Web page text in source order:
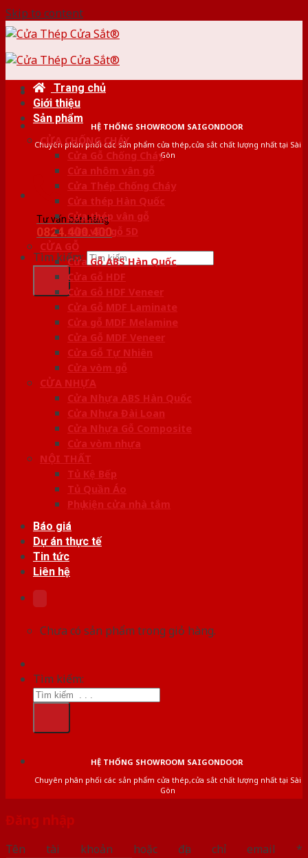
Skip to content
HỆ THỐNG SHOWROOM SAIGONDOOR
Chuyên phân phối các sản phẩm cửa thép,cửa sắt chất lượng nhất tại Sài
Gòn
Tư vấn bán hàng
0824.400.400
Tìm kiếm:
Trang chủ
Giới thiệu
Sản phẩm
CỬA CHỐNG CHÁY
Cửa Gỗ Chống Cháy
Cửa nhôm vân gỗ
Cửa Thép Chống Cháy
Cửa thép Hàn Quốc
Cửa thép vân gỗ
Cửa vân gỗ 5D
CỬA GỖ
Cửa Gỗ ABS Hàn Quốc
Cửa Gỗ HDF
Cửa Gỗ HDF Veneer
Cửa Gỗ MDF Laminate
Cửa gỗ MDF Melamine
Cửa Gỗ MDF Veneer
Cửa Gỗ Tự Nhiên
Cửa vòm gỗ
CỬA NHỰA
Cửa Nhựa ABS Hàn Quốc
Cửa Nhựa Đài Loan
Cửa Nhựa Gỗ Composite
Cửa vòm nhựa
NỘI THẤT
Tủ Kệ Bếp
Tủ Quần Áo
Phụ kiện cửa nhà tắm
Báo giá
Dự án thực tế
Tin tức
Liên hệ
Chưa có sản phẩm trong giỏ hàng.
Tìm kiếm:
HỆ THỐNG SHOWROOM SAIGONDOOR
Chuyên phân phối các sản phẩm cửa thép,cửa sắt chất lượng nhất tại Sài
Gòn
Đăng nhập
Tên tài khoản hoặc địa chỉ email *